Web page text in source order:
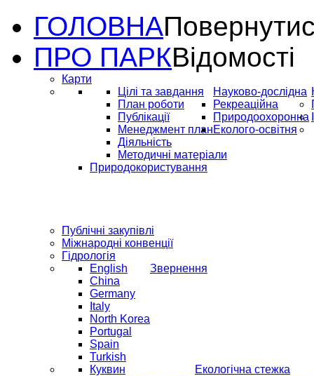
ГОЛОВНА
ПРО ПАРКВідомості
Карти
Науково-дослідна
Цілі та завдання
План роботи
Публікації
Менеджмент план
Рекреаційна
Природоохоронна
Еколого-освітня
Діяльність
Методичні матеріали
Природокористування
Публічні закупівлі
Міжнародні конвенції
Гідрологія
Звернення
English
China
Germany
Italy
North Korea
Portugal
Spain
Turkish
Екологічна стежка
Куквин